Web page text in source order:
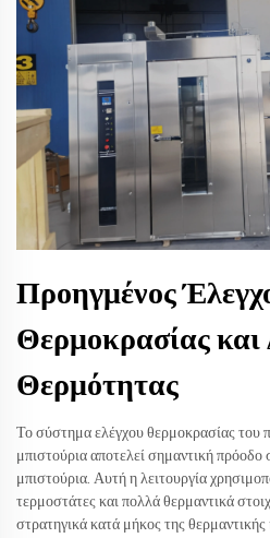
Προηγμένος
Θερμοκρασίας και
Θερμότητας
Το σύστημα ελέγχου θερμοκρασίας του
μπιστούρια αποτελεί σημαντική
μπιστούρια. Αυτή η λειτουργία
τερμοστάτες και πολλά θερμαντικά
στρατηγικά κατά μήκος της